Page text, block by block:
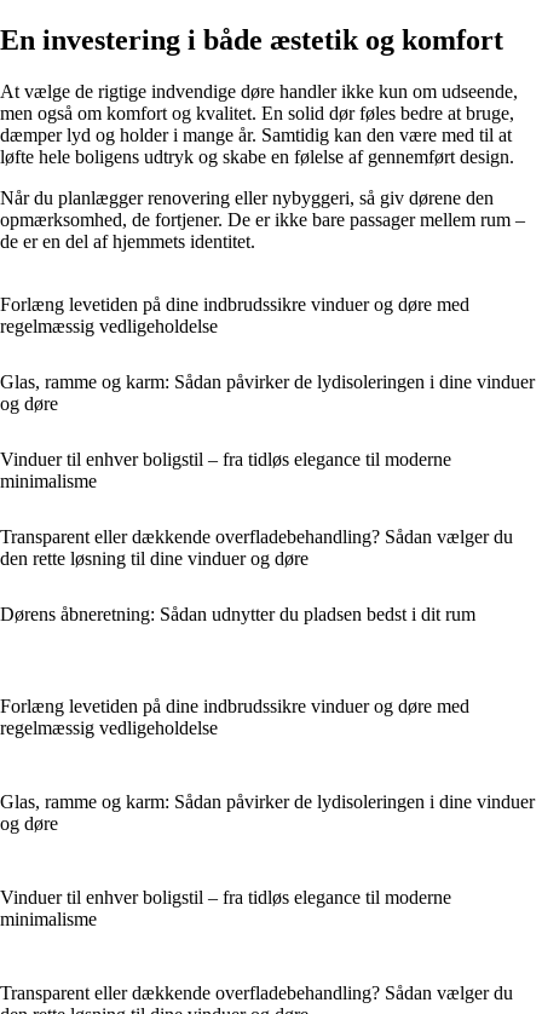
En investering i både æstetik og komfort
At vælge de rigtige indvendige døre handler ikke kun om udseende,
men også om komfort og kvalitet. En solid dør føles bedre at bruge,
dæmper lyd og holder i mange år. Samtidig kan den være med til at
løfte hele boligens udtryk og skabe en følelse af gennemført design.
Når du planlægger renovering eller nybyggeri, så giv dørene den
opmærksomhed, de fortjener. De er ikke bare passager mellem rum –
de er en del af hjemmets identitet.
Forlæng levetiden på dine indbrudssikre vinduer og døre med
regelmæssig vedligeholdelse
Glas, ramme og karm: Sådan påvirker de lydisoleringen i dine vinduer
og døre
Vinduer til enhver boligstil – fra tidløs elegance til moderne
minimalisme
Transparent eller dækkende overfladebehandling? Sådan vælger du
den rette løsning til dine vinduer og døre
Dørens åbneretning: Sådan udnytter du pladsen bedst i dit rum
Forlæng levetiden på dine indbrudssikre vinduer og døre med
regelmæssig vedligeholdelse
Glas, ramme og karm: Sådan påvirker de lydisoleringen i dine vinduer
og døre
Vinduer til enhver boligstil – fra tidløs elegance til moderne
minimalisme
Transparent eller dækkende overfladebehandling? Sådan vælger du